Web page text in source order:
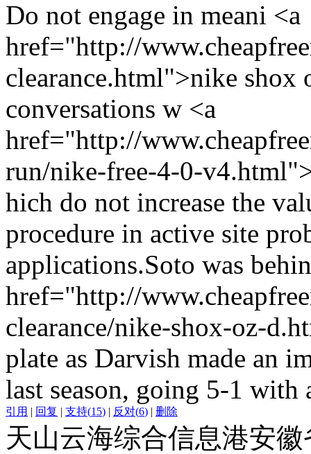
Do not engage in meani <a
href="http://
clearance.html">nike shox
conversations w <a
href="http://
run/nike-free-4-0-
hich do not increase the
procedure in active site
applications.Soto was
href="http://
clearance/nike-shox-oz-
plate as Darvish made an
last season, going 5-1 with
引用 | 回复 | 支持(15) | 反对(6) | 删除
天山云海综合信息港安